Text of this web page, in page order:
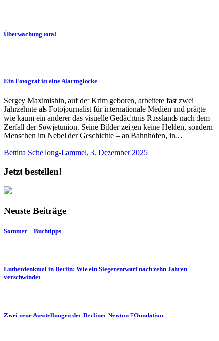
Überwachung total
Ein Fotograf ist eine Alarmglocke
Sergey Maximishin, auf der Krim geboren, arbeitete fast zwei
Jahrzehnte als Fotojournalist für internationale Medien und prägte
wie kaum ein anderer das visuelle Gedächtnis Russlands nach dem
Zerfall der Sowjetunion. Seine Bilder zeigen keine Helden, sondern
Menschen im Nebel der Geschichte – an Bahnhöfen, in…
Bettina Schellong-Lammel, 3. Dezember 2025
Jetzt bestellen!
Neuste Beiträge
Sommer – Buchtipps
Lutherdenkmal in Berlin: Wie ein Siegerentwurf nach zehn Jahren
verschwindet
Zwei neue Ausstellungen der Berliner Newton FOundation